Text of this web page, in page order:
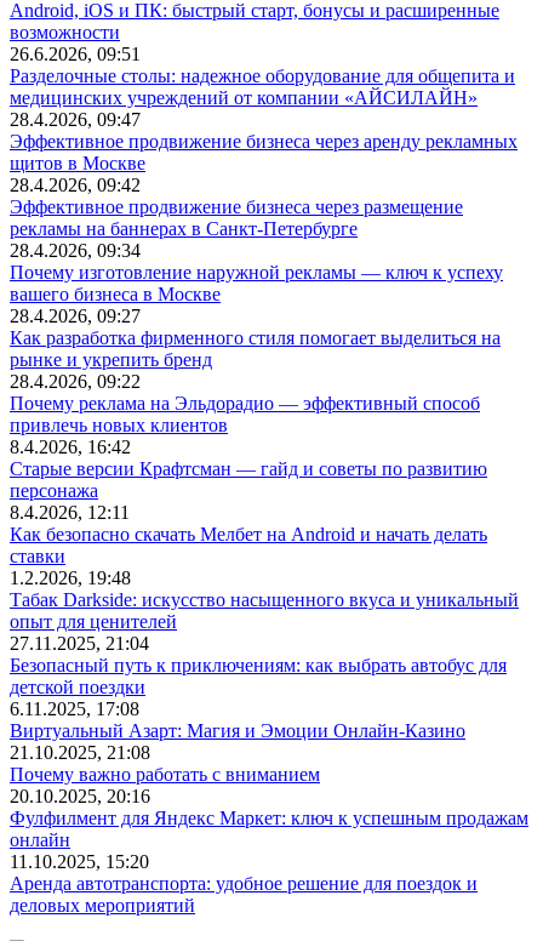
Android, iOS и ПК: быстрый старт, бонусы и расширенные
возможности
26.6.2026, 09:51
Разделочные столы: надежное оборудование для общепита и
медицинских учреждений от компании «АЙСИЛАЙН»
28.4.2026, 09:47
Эффективное продвижение бизнеса через аренду рекламных
щитов в Москве
28.4.2026, 09:42
Эффективное продвижение бизнеса через размещение
рекламы на баннерах в Санкт-Петербурге
28.4.2026, 09:34
Почему изготовление наружной рекламы — ключ к успеху
вашего бизнеса в Москве
28.4.2026, 09:27
Как разработка фирменного стиля помогает выделиться на
рынке и укрепить бренд
28.4.2026, 09:22
Почему реклама на Эльдорадио — эффективный способ
привлечь новых клиентов
8.4.2026, 16:42
Старые версии Крафтсман — гайд и советы по развитию
персонажа
8.4.2026, 12:11
Как безопасно скачать Мелбет на Android и начать делать
ставки
1.2.2026, 19:48
Табак Darkside: искусство насыщенного вкуса и уникальный
опыт для ценителей
27.11.2025, 21:04
Безопасный путь к приключениям: как выбрать автобус для
детской поездки
6.11.2025, 17:08
Виртуальный Азарт: Магия и Эмоции Онлайн-Казино
21.10.2025, 21:08
Почему важно работать с вниманием
20.10.2025, 20:16
Фулфилмент для Яндекс Маркет: ключ к успешным продажам
онлайн
11.10.2025, 15:20
Аренда автотранспорта: удобное решение для поездок и
деловых мероприятий